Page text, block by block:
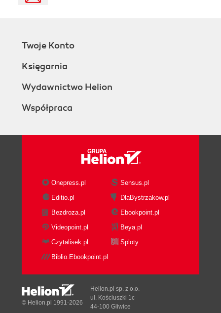
Twoje Konto
Księgarnia
Wydawnictwo Helion
Współpraca
Onepress.pl
Sensus.pl
Editio.pl
DlaBystrzakow.pl
Bezdroza.pl
Ebookpoint.pl
Videopoint.pl
Beya.pl
Czytalisek.pl
Sploty
Biblio.Ebookpoint.pl
© Helion.pl 1991-2026
Helion.pl sp. z o.o.
ul. Kościuszki 1c
44-100 Gliwice